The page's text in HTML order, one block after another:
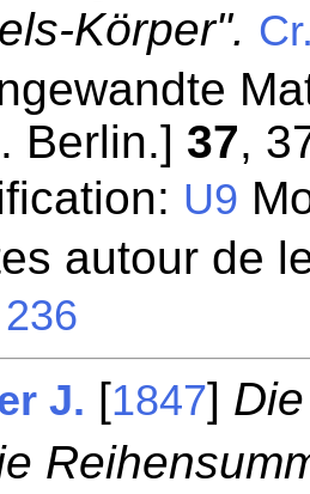
Körper".
Berlin.] 37,
U9
autour de
236
J. [1847]